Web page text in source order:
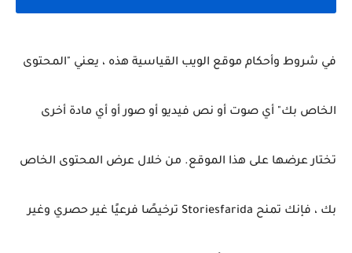
في شروط وأحكام موقع الويب القياسية هذه ، يعني "المحتوى
الخاص بك" أي صوت أو نص فيديو أو صور أو أي مادة أخرى
تختار عرضها على هذا الموقع. من خلال عرض المحتوى الخاص
بك ، فإنك تمنح Storiesfarida ترخيصًا فرعيًا غير حصري وغير